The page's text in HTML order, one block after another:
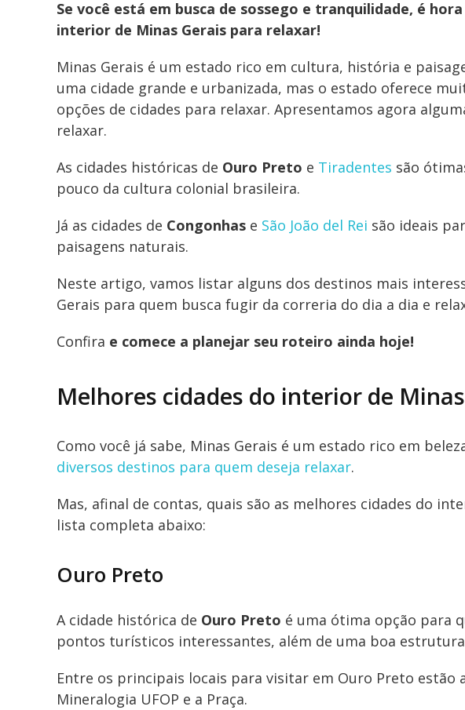
Se você está em busca de sossego e tranquilidade, é
interior de Minas Gerais para relaxar!
Minas Gerais é um estado rico em cultura, história e
uma cidade grande e urbanizada, mas o estado oferece
opções de cidades para relaxar. Apresentamos agora
relaxar.
As cidades históricas de Ouro Preto e Tiradentes são
pouco da cultura colonial brasileira.
Já as cidades de Congonhas e São João del Rei são ideais
paisagens naturais.
Neste artigo, vamos listar alguns dos destinos mais
Gerais para quem busca fugir da correria do dia a dia e
Confira e comece a planejar seu roteiro ainda hoje!
Melhores cidades do interior de
Como você já sabe, Minas Gerais é um estado rico em
diversos destinos para quem deseja relaxar.
Mas, afinal de contas, quais são as melhores cidades do
lista completa abaixo:
Ouro Preto
A cidade histórica de Ouro Preto é uma ótima opção para
pontos turísticos interessantes, além de uma boa
Entre os principais locais para visitar em Ouro Preto estão
Mineralogia UFOP e a Praça.